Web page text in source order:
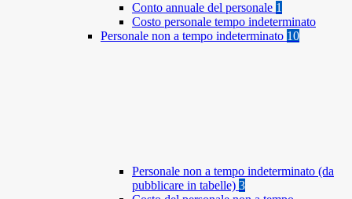
Conto annuale del personale 1
Costo personale tempo indeterminato
Personale non a tempo indeterminato 10
Personale non a tempo indeterminato (da
pubblicare in tabelle) 3